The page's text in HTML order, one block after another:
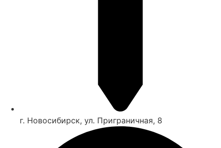
г. Новосибирск, ул. Приграничная, 8